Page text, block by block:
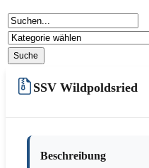
SSV Wildpoldsried
Beschreibung